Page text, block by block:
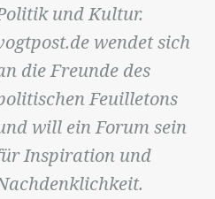
und Kultur.
wendet sich
die Freunde des
Feuilletons
will ein Forum sein
Inspiration und